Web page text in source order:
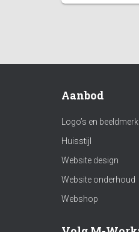
Aanbod
Logo’s en
Huisstijl
Website design
Website onderhoud
Webshop